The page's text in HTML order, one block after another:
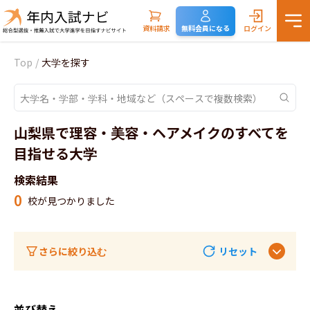
資料請求 無料会員になる ログイン
Top / 大学を探す
山梨県で理容・美容・ヘアメイクのすべてを
目指せる大学
検索結果
0 校が見つかりました
さらに絞り込む リセット